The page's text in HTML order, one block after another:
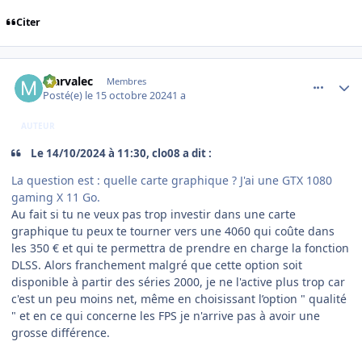
Citer
Marvalec Membres
Posté(e) le 15 octobre 20241 a
AUTEUR
Le 14/10/2024 à 11:30, clo08 a dit :
La question est : quelle carte graphique ? J'ai une GTX 1080
gaming X 11 Go.
Au fait si tu ne veux pas trop investir dans une carte
graphique tu peux te tourner vers une 4060 qui coûte dans
les 350 € et qui te permettra de prendre en charge la fonction
DLSS. Alors franchement malgré que cette option soit
disponible à partir des séries 2000, je ne l'active plus trop car
c'est un peu moins net, même en choisissant l’option " qualité
" et en ce qui concerne les FPS je n'arrive pas à avoir une
grosse différence.